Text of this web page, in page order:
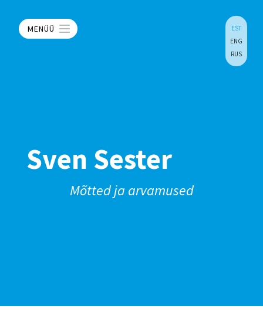
MENÜÜ
EST
ENG
RUS
Sven Sester
Mõtted ja arvamused